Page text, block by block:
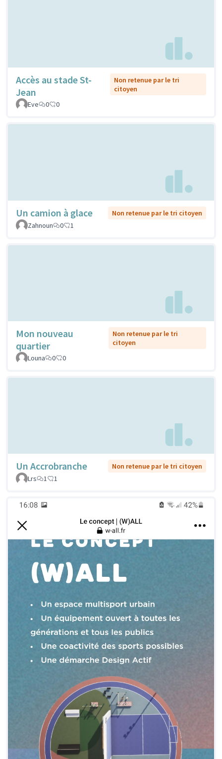
Accès au stade St-
Jean
Non retenue par le tri
citoyen
Eve
0 0
Un camion à glace
Non retenue par le tri citoyen
Zahnoun
0 1
Mon nouveau
quartier
Non retenue par le tri
citoyen
Louna
0 0
Un Accrobranche
Non retenue par le tri citoyen
Lrs
1 1